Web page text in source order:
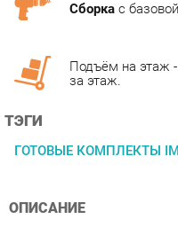
ТЭГИ
производства. Основная